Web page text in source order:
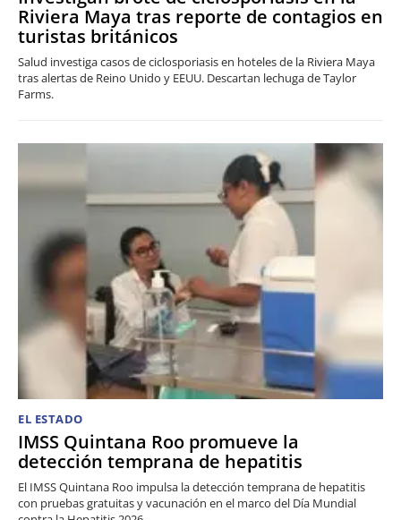
Riviera Maya tras reporte de contagios en
turistas británicos
Salud investiga casos de ciclosporiasis en hoteles de la Riviera Maya
tras alertas de Reino Unido y EEUU. Descartan lechuga de Taylor
Farms.
EL ESTADO
IMSS Quintana Roo promueve la
detección temprana de hepatitis
El IMSS Quintana Roo impulsa la detección temprana de hepatitis
con pruebas gratuitas y vacunación en el marco del Día Mundial